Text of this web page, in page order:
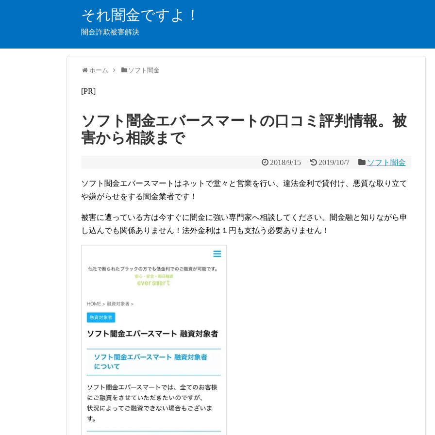
それ闇金ですよ！
闇金詐欺被害解決
ホーム ソフト闇金
[PR]
ソフト闇金エバースマートの口コミ評判情報。被
害から相談まで
2018/9/15 2019/10/7 ソフト闇金
ソフト闇金エバースマートはネットで堂々と営業を行い、違法金利で貸付け、悪質な取り立て
や嫌がらせをする闇金業者です！
被害に遭っている方は今すぐに闇金に強い専門家へ相談してください。闇金融と知りながら申
し込んでも関係ありません！法外金利は１円も支払う必要ありません！